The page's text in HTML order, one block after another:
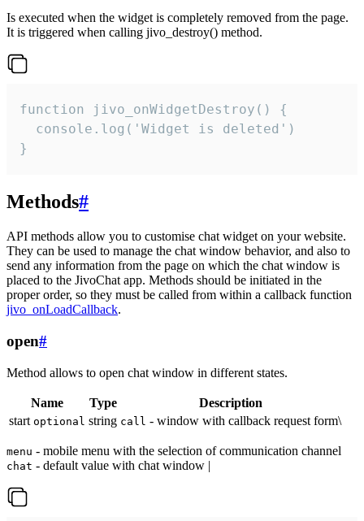
Is executed when the widget is completely removed from the page.
It is triggered when calling jivo_destroy() method.
function jivo_onWidgetDestroy() {
  console.log('Widget is deleted')
}
Methods#
API methods allow you to customise chat widget on your website.
They can be used to manage the chat window behavior, and also to
send any information from the page on which the chat window is
placed to the JivoChat app. Methods should be initiated in the
proper order, so they must be called from within a callback function
jivo_onLoadCallback.
open#
Method allows to open chat window in different states.
Name Type
Description
start optional string call - window with callback request form\
menu - mobile menu with the selection of communication channel
chat - default value with chat window |